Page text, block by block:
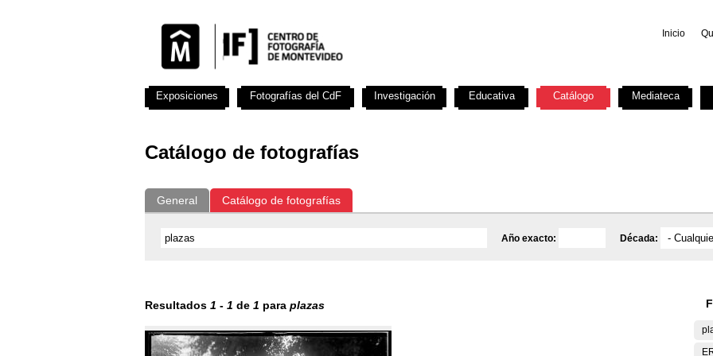
Inicio
Catálogo de fotografías
General Catálogo de fotografías
Año exacto: Década:
Resultados 1 - 1 de 1 para plazas
Exposiciones Fotografías del CdF Investigación Educativa Catálogo Mediateca